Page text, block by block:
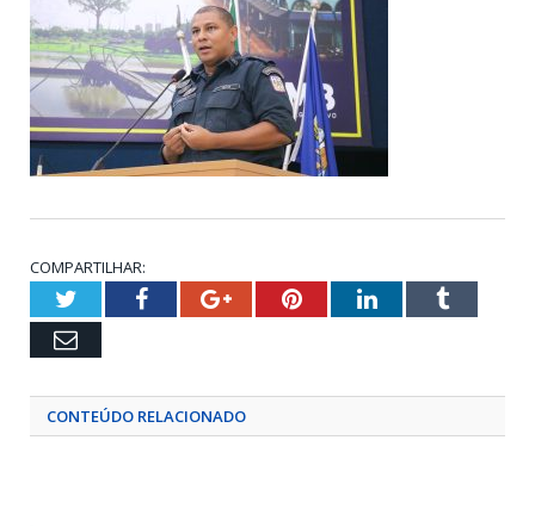
COMPARTILHAR:
TwitterFacebookGoogle+PinterestLinkedInTumblr
Email
CONTEÚDO RELACIONADO